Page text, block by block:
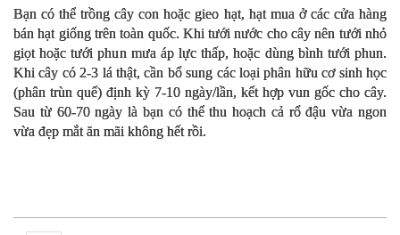
Bạn có thể trồng cây con hoặc gieo hạt, hạt mua ở các cửa hàng
bán hạt giống trên toàn quốc. Khi tưới nước cho cây nên tưới nhỏ
giọt hoặc tưới phun mưa áp lực thấp, hoặc dùng bình tưới phun.
Khi cây có 2-3 lá thật, cần bổ sung các loại phân hữu cơ sinh học
(phân trùn quế) định kỳ 7-10 ngày/lần, kết hợp vun gốc cho cây.
Sau từ 60-70 ngày là bạn có thể thu hoạch cả rổ đậu vừa ngon
vừa đẹp mắt ăn mãi không hết rồi.